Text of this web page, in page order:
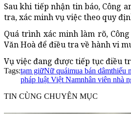
Sau khi tiếp nhận tin báo, Công
tra, xác minh vụ việc theo quy
Quá trình xác minh làm rõ,
Văn Hoà để điều tra về hành vi
Vụ việc đang được tiếp tục điều
Tags:tạm giữNữ quáimua bán dâmthiếu
pháp luật Việt Namnhân viên nhà
TIN CÙNG CHUYÊN MỤC